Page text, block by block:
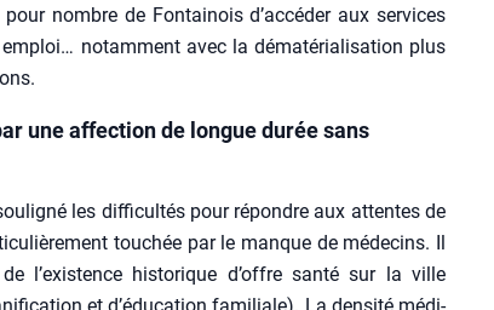
nombre de Fon­tai­nois d’accéder aux ser­vices
emploi… notam­ment avec la déma­té­ria­li­sa­tion plus
une affection de longue durée sans
les dif­fi­cul­tés pour répondre aux attentes de
tou­chée par le manque de méde­cins. Il
l’existence his­to­rique d’offre san­té sur la ville